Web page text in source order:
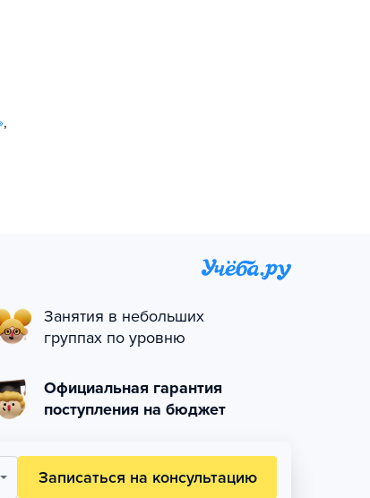
,
Занятия в небольших
группах по уровню
Официальная гарантия
поступления на бюджет
Записаться на консультацию